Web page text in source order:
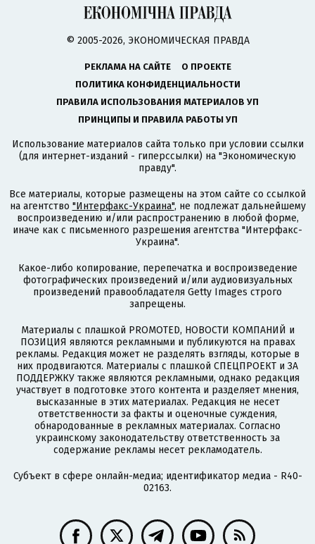
© 2005-2026, ЭКОНОМИЧЕСКАЯ ПРАВДА
РЕКЛАМА НА САЙТЕ
О ПРОЕКТЕ
ПОЛИТИКА КОНФИДЕНЦИАЛЬНОСТИ
ПРАВИЛА ИСПОЛЬЗОВАНИЯ МАТЕРИАЛОВ УП
ПРИНЦИПЫ И ПРАВИЛА РАБОТЫ УП
Использование материалов сайта только при условии ссылки
(для интернет-изданий - гиперссылки) на "Экономическую
правду".
Все материалы, которые размещены на этом сайте со ссылкой
на агентство "Интерфакс-Украина", не подлежат дальнейшему
воспроизведению и/или распространению в любой форме,
иначе как с письменного разрешения агентства "Интерфакс-
Украина".
Какое-либо копирование, перепечатка и воспроизведение
фотографических произведений и/или аудиовизуальных
произведений правообладателя Getty Images строго
запрещены.
Материалы с плашкой PROMOTED, НОВОСТИ КОМПАНИЙ и
ПОЗИЦИЯ являются рекламными и публикуются на правах
рекламы. Редакция может не разделять взгляды, которые в
них продвигаются. Материалы с плашкой СПЕЦПРОЕКТ и ЗА
ПОДДЕРЖКУ также являются рекламными, однако редакция
участвует в подготовке этого контента и разделяет мнения,
высказанные в этих материалах. Редакция не несет
ответственности за факты и оценочные суждения,
обнародованные в рекламных материалах. Согласно
украинскому законодательству ответственность за
содержание рекламы несет рекламодатель.
Субъект в сфере онлайн-медиа; идентификатор медиа - R40-
02163.